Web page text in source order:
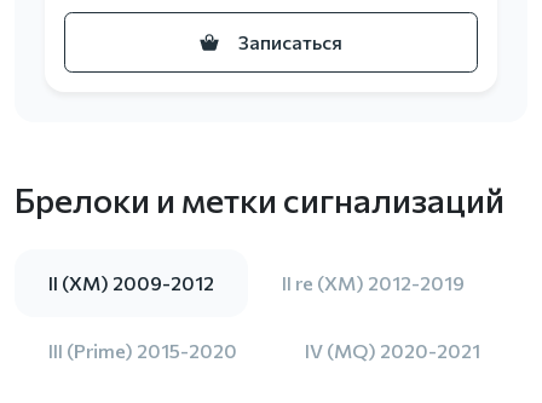
Записаться
Брелоки и метки сигнализаций
II (XM) 2009-2012 II re (XM) 2012-2019
III (Prime) 2015-2020 IV (MQ) 2020-2021